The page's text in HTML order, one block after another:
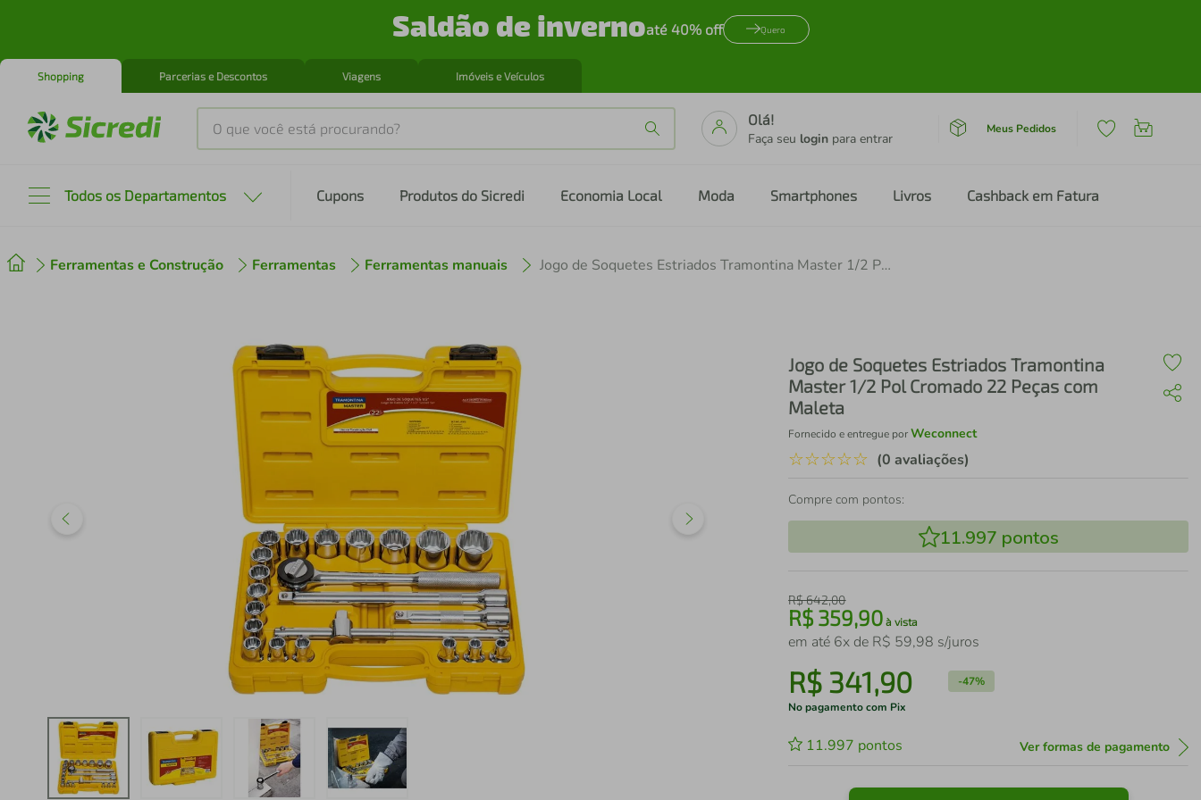
Saldão de invernoaté 40% off Quero
Shopping Parcerias e Descontos Viagens Imóveis e Veículos
O que você está procurando?
Olá!
Faça seu login para entrar
Meus Pedidos
Todos os Departamentos Cupons Produtos do Sicredi Economia Local Moda Smartphones Livros Cashback em Fatura
Ferramentas e Construção Ferramentas Ferramentas manuais Jogo de Soquetes Estriados Tramontina Master 1/2 Pol Cromado 22 Peças com Maleta
Jogo de Soquetes Estriados Tramontina
Master 1/2 Pol Cromado 22 Peças com
Maleta
Fornecido e entregue porWeconnect
☆☆☆☆☆ (0 avaliações)
Compre com pontos:
11.997 pontos
R$642,00
R$359,90 à vista
em até 6x de R$ 59,98 s/juros
R$ 341,90 -47%
No pagamento com Pix
11.997 pontos Ver formas de pagamento
2º cafeteira
air fryer
iphone